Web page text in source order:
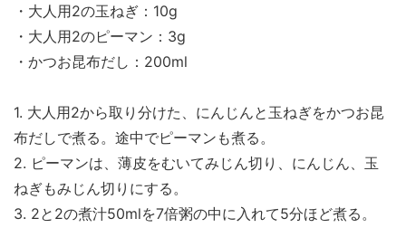
・大人用2の玉ねぎ：10g
・大人用2のピーマン：3g
・かつお昆布だし：200ml
1. 大人用2から取り分けた、にんじんと玉ねぎをかつお昆
布だしで煮る。途中でピーマンも煮る。
2. ピーマンは、薄皮をむいてみじん切り、にんじん、玉
ねぎもみじん切りにする。
3. 2と2の煮汁50mlを7倍粥の中に入れて5分ほど煮る。